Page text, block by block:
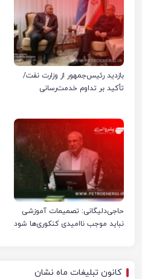
بازدید رئیس‌جمهور از وزارت نفت/
تأکید بر تداوم خدمت‌رسانی
حاجی‌دلیگانی: تصمیمات آموزشی
نباید موجب ناامیدی کنکوری‌ها شود
کانون تبلیغات ماه نشان